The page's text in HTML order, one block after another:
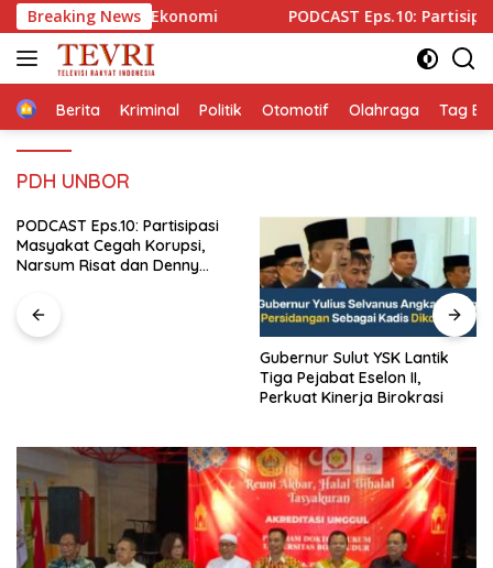
Langsung
ke
konten
Breaking News
Ekonomi PODCAST Eps.10: Partisipasi
HomeBerita Kriminal Politik Otomotif Olahraga Tag
PDH UNBOR
PODCAST Eps.10: Partisipasi
Masyakat Cegah Korupsi,
Narsum Risat dan Denny
Gubernur Sulut YSK Lantik
Tiga Pejabat Eselon II,
Perkuat Kinerja Birokrasi